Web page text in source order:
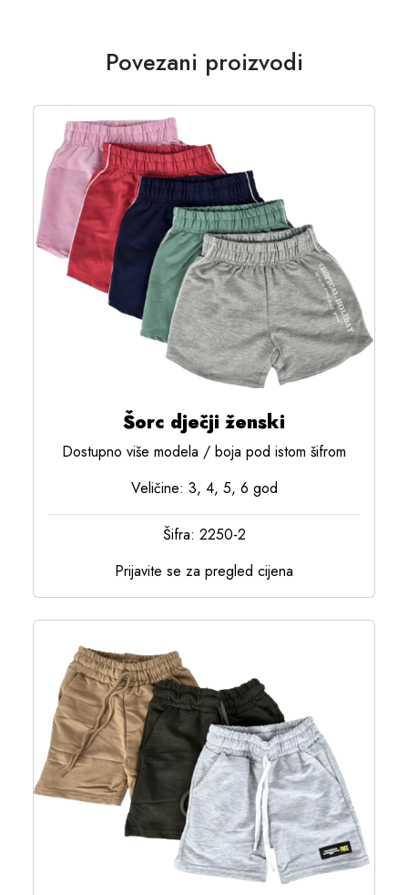
Povezani proizvodi
Šorc dječji ženski
Dostupno više modela / boja pod istom šifrom
Veličine: 3, 4, 5, 6 god
Šifra: 2250-2
Prijavite se za pregled cijena